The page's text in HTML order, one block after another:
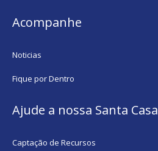
Acompanhe
Noticias
Fique por Dentro
Ajude a nossa Santa Casa
Captação de Recursos